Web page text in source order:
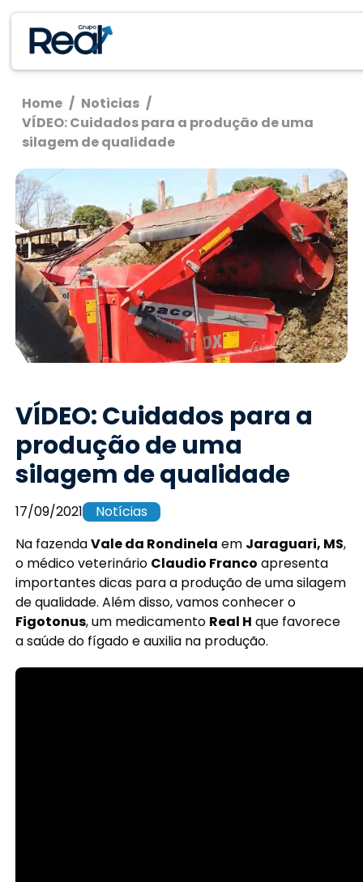
Home / Noticias /
VÍDEO: Cuidados para a produção de uma
silagem de qualidade
VÍDEO: Cuidados para a
produção de uma
silagem de qualidade
17/09/2021
Notícias
Na fazendaVale da Rondinela em Jaraguari, MS,
o médico veterinário Claudio Franco apresenta
importantes dicas para a produção de uma silagem
de qualidade. Além disso, vamos conhecer o
Figotonus, um medicamento Real H que favorece
a saúde do fígado e auxilia na produção.